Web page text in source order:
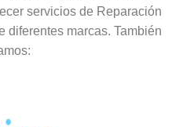
servicios de Reparación
diferentes marcas. También